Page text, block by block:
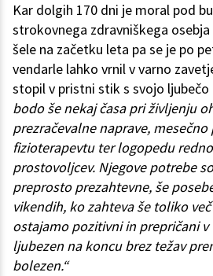
Kar dolgih 170 dni je moral pod
strokovnega zdravniškega
šele na začetku leta pa se je po
vendarle lahko vrnil v varno
stopil v pristni stik s svojo ljubečo
bodo še nekaj časa pri življenju
prezračevalne naprave, mesečno
fizioterapevtu ter logopedu
prostovoljcev. Njegove potrebe
preprosto prezahtevne, še
vikendih, ko zahteva še toliko
ostajamo pozitivni in prepričani
ljubezen na koncu brez težav
bolezen.“